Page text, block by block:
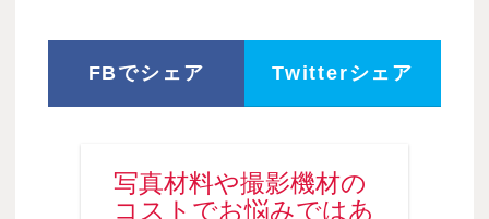
FBでシェア Twitterシェア
写真材料や撮影機材の
コストでお悩みではあ